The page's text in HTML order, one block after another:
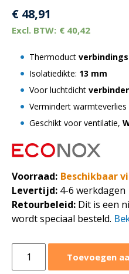
€ 48,91
€ 40,42
Thermoduct
Isolatiedikte: 13 mm
Voor luchtdicht
Vermindert
Geschikt voor ventilatie,
Voorraad: Beschikbaar
Levertijd: 4-6 werkdagen
Retourbeleid: Dit is een
wordt speciaal besteld.
thermoduct
Toevoegen